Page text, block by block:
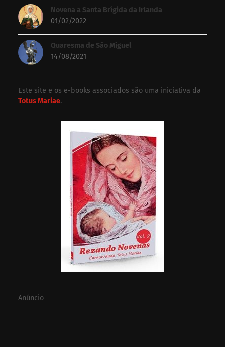
Novena a Santa Brígida da Irlanda
01/02/2022
Quaresma de São Miguel
14/08/2021
Este site e os e-books associados são uma iniciativa da
Totus Mariae.
Anúncio